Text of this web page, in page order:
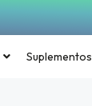
Suplementos